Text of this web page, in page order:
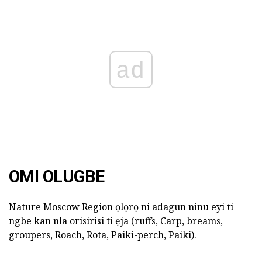
ad
OMI OLUGBE
Nature Moscow Region ọlọrọ ni adagun ninu eyi ti
ngbe kan nla orisirisi ti ẹja (ruffs, Carp, breams,
groupers, Roach, Rota, Paiki-perch, Paiki).